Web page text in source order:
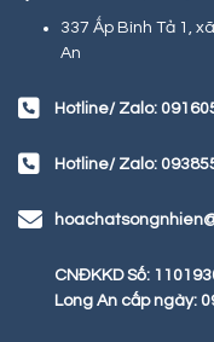
337 Ấp Bình Tả 1,
An
Hotline/ Zalo:
Hotline/ Zalo:
CNĐKKD Số:
Long An cấp ngày: